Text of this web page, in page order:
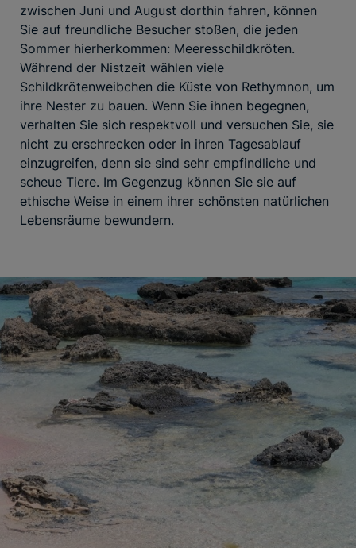
zwischen Juni und August dorthin fahren, können
Sie auf freundliche Besucher stoßen, die jeden
Sommer hierherkommen: Meeresschildkröten.
Während der Nistzeit wählen viele
Schildkrötenweibchen die Küste von Rethymnon, um
ihre Nester zu bauen. Wenn Sie ihnen begegnen,
verhalten Sie sich respektvoll und versuchen Sie, sie
nicht zu erschrecken oder in ihren Tagesablauf
einzugreifen, denn sie sind sehr empfindliche und
scheue Tiere. Im Gegenzug können Sie sie auf
ethische Weise in einem ihrer schönsten natürlichen
Lebensräume bewundern.